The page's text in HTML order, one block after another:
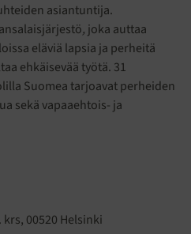
asiantuntija.
, joka auttaa
eläviä lapsia ja perheitä
ehkäisevää työtä. 31
Suomea tarjoavat perheiden
sekä vapaaehtois- ja
00520 Helsinki